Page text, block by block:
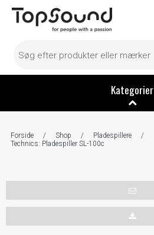
Kategorier
Forside / Shop / Pladespillere
/
Technics: Pladespiller SL-100c